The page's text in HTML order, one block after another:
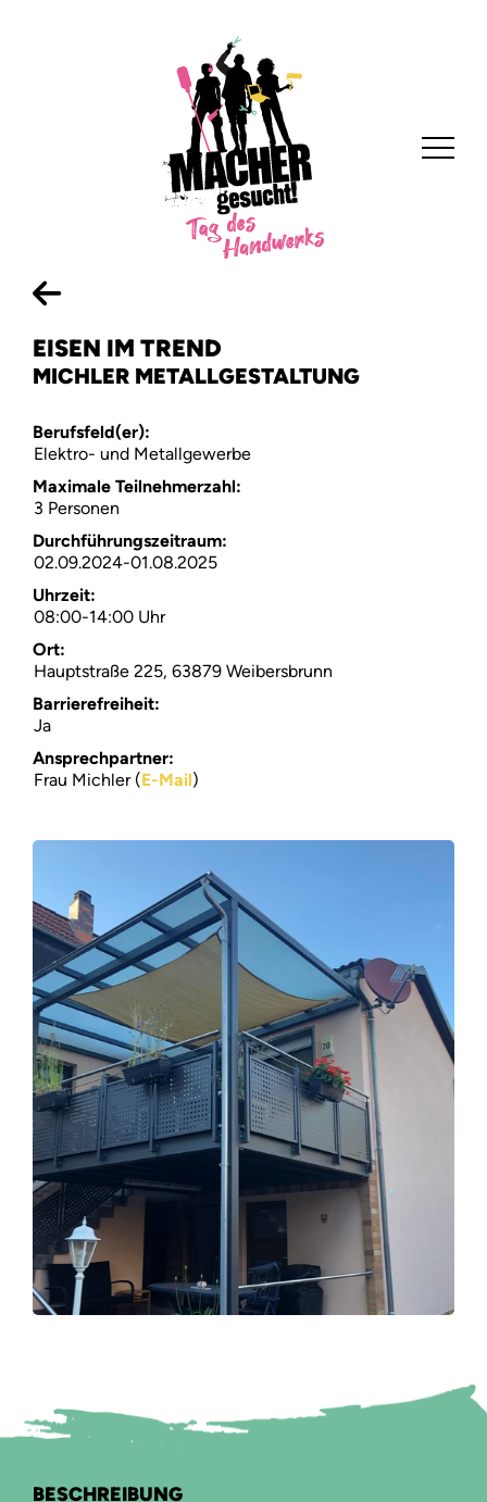
Anbieten
Suchen
EISEN IM TREND
MICHLER METALLGESTALTUNG
Berufsfeld(er):
Elektro- und Metallgewerbe
Maximale Teilnehmerzahl:
3 Personen
Durchführungszeitraum:
02.09.2024-01.08.2025
Uhrzeit:
08:00-14:00 Uhr
Ort:
Hauptstraße 225, 63879 Weibersbrunn
Barrierefreiheit:
Ja
Ansprechpartner:
Frau Michler (E-Mail)
BESCHREIBUNG